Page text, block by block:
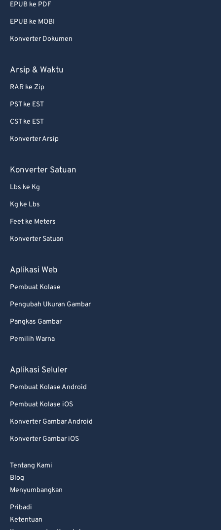
EPUB ke PDF
EPUB ke MOBI
Konverter Dokumen
Arsip & Waktu
RAR ke Zip
PST ke EST
CST ke EST
Konverter Arsip
Konverter Satuan
Lbs ke Kg
Kg ke Lbs
Feet ke Meters
Konverter Satuan
Aplikasi Web
Pembuat Kolase
Pengubah Ukuran Gambar
Pangkas Gambar
Pemilih Warna
Aplikasi Seluler
Pembuat Kolase Android
Pembuat Kolase iOS
Konverter Gambar Android
Konverter Gambar iOS
Tentang Kami
Blog
Menyumbangkan
Pribadi
Ketentuan